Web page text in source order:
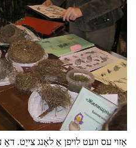
אַזוי עס וועט לויפן אַ לאַנג צייַט.